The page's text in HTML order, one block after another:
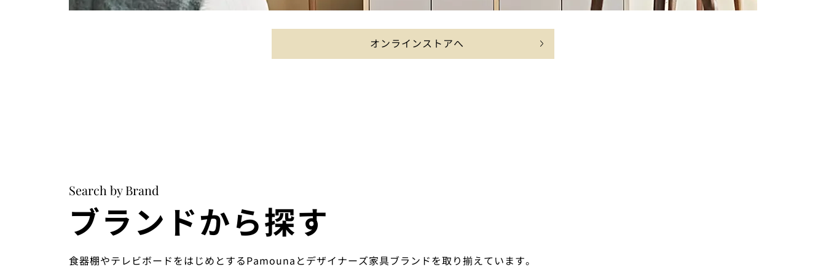
オンラインストアへ
Search by Brand
ブランドから探す
食器棚やテレビボードをはじめとするPamounaとデザイナーズ家具ブランドを取り揃えています。